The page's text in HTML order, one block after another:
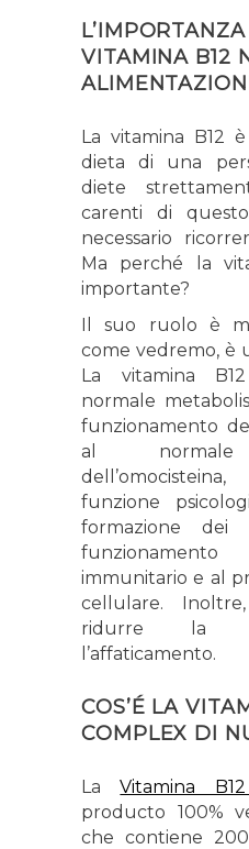
VITAMINA B12
La vitamina B12
dieta di una
diete
carenti di
necessario
Ma perché la
importante?
Il suo ruolo è
come vedremo, è
La vitamina
normale
funzionamento
al normale
funzione
formazione dei
immunitario e al
cellulare.
ridurre la
l’affaticamento.
COS’É LA
COMPLEX DI
LaVitamina
producto 100%
che contiene